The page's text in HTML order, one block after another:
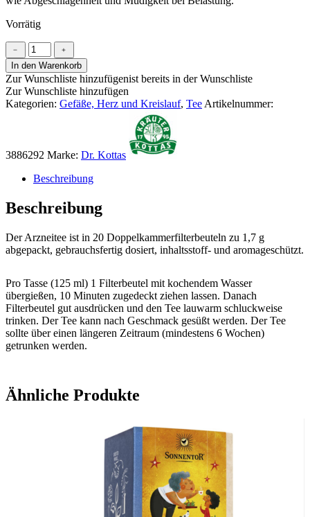
Vorrätig
DR.
KOTTAS
Weißdorntee
Menge
﹣
﹢
In den Warenkorb
Zur Wunschliste hinzufügenist bereits in der Wunschliste
Zur Wunschliste hinzufügen
Kategorien: Gefäße, Herz und Kreislauf, Tee Artikelnummer:
3886292 Marke: Dr. Kottas
Beschreibung
Beschreibung
Der Arzneitee ist in 20 Doppelkammerfilterbeuteln zu 1,7 g
abgepackt, gebrauchsfertig dosiert, inhaltsstoff- und aromageschützt.
Pro Tasse (125 ml) 1 Filterbeutel mit kochendem Wasser
übergießen, 10 Minuten zugedeckt ziehen lassen. Danach
Filterbeutel gut ausdrücken und den Tee lauwarm schluckweise
trinken. Der Tee kann nach Geschmack gesüßt werden. Der Tee
sollte über einen längeren Zeitraum (mindestens 6 Wochen)
getrunken werden.
Ähnliche Produkte